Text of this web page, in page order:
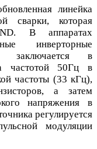
линейка
сварки, которая
В аппаратах
инверторные
заключается в
частотой 50Гц в
частоты (33 кГц),
а затем
напряжения в
регулируется
модуляции